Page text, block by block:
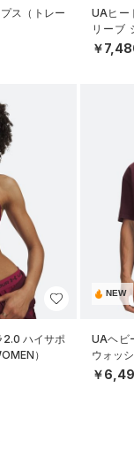
ス（トレー
UAヒー
リーブ
N）
￥
2.0 ハイサポ
）
NEW
UAヘビ
ウォッ
ツ（ラ
￥